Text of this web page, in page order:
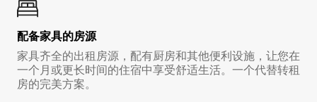
配备家具的房源
家具齐全的出租房源，配有厨房和其他便利设施，让您在
一个月或更长时间的住宿中享受舒适生活。一个代替转租
房的完美方案。